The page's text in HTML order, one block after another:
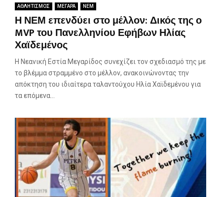
ΑΘΛΗΤΙΣΜΟΣ ΜΕΓΑΡΑ ΝΕΜ
Η ΝΕΜ επενδύει στο μέλλον: Δικός της ο
MVP του Πανελληνίου Εφήβων Ηλίας
Χαϊδεμένος
Η Νεανική Εστία Μεγαρίδος συνεχίζει τον σχεδιασμό της με
το βλέμμα στραμμένο στο μέλλον, ανακοινώνοντας την
απόκτηση του ιδιαίτερα ταλαντούχου Ηλία Χαϊδεμένου για
τα επόμενα...